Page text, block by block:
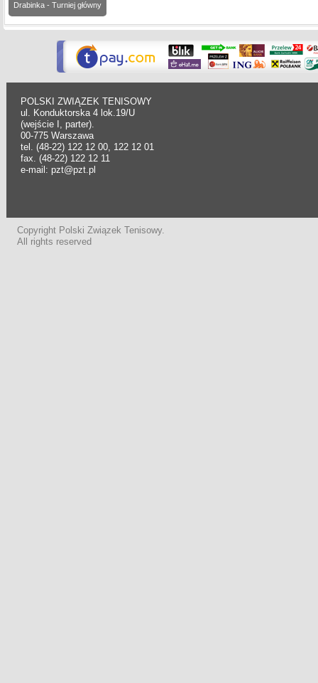
Drabinka - Turniej główny
POLSKI ZWIĄZEK TENISOWY
ul. Konduktorska 4 lok.19/U
(wejście I, parter).
00-775 Warszawa
tel. (48-22) 122 12 00, 122 12 01
fax. (48-22) 122 12 11
e-mail: pzt@pzt.pl
Copyright Polski Związek Tenisowy.
All rights reserved